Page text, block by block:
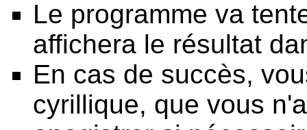
Le programme va
affichera le résultat
En cas de succès,
cyrillique, que vous